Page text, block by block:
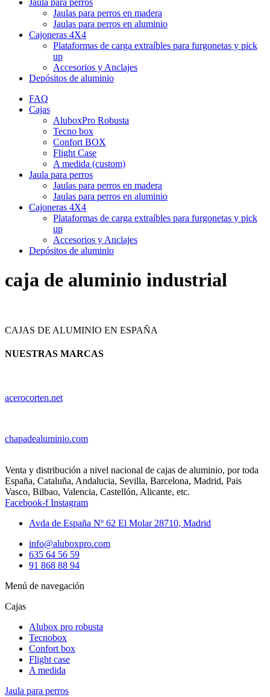
Jaula para perros
Jaulas para perros en madera
Jaulas para perros en aluminio
Cajoneras 4X4
Plataformas de carga extraíbles para furgonetas y pick
up
Accesorios y Anclajes
Depósitos de aluminio
FAQ
Cajas
AluboxPro Robusta
Tecno box
Confort BOX
Flight Case
A medida (custom)
Jaula para perros
Jaulas para perros en madera
Jaulas para perros en aluminio
Cajoneras 4X4
Plataformas de carga extraíbles para furgonetas y pick
up
Accesorios y Anclajes
Depósitos de aluminio
caja de aluminio industrial
CAJAS DE ALUMINIO EN ESPAÑA
NUESTRAS MARCAS
acerocorten.net
chapadealuminio.com
Venta y distribución a nivel nacional de cajas de aluminio, por toda
España, Cataluña, Andalucia, Sevilla, Barcelona, Madrid, Pais
Vasco, Bilbao, Valencia, Castellón, Alicante, etc.
Facebook-f Instagram
Avda de España Nº 62 El Molar 28710, Madrid
info@aluboxpro.com
635 64 56 59
91 868 88 94
Menú de navegación
Cajas
Alubox pro robusta
Tecnobox
Confort box
Flight case
A medida
Jaula para perros